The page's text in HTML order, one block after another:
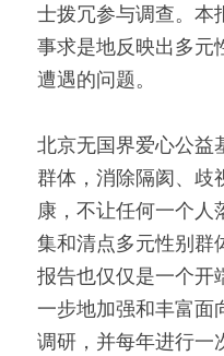
士拨冗参与调查。本
事求是地反映出多元
遭遇的问题。
北京无国界爱心公益
群体，消除隔阂、歧
康，不让任何一个人
集和清点多元性别群
报告也仅仅是一个开
一步地加强和丰富面
调研，并每年进行一